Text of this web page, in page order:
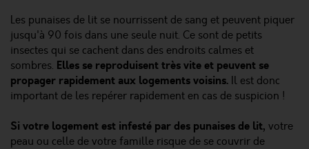
Les punaises de lit se nourrissent de sang et peuvent piquer
jusqu'à 90 fois dans une seule nuit. Ce sont de petits
insectes qui se cachent dans des endroits calmes et
sombres. Elles se reproduisent très vite et peuvent se
propager rapidement aux logements voisins. Il est donc
important de les repérer rapidement en cas de suspicion !
Si votre logement est infesté par des punaises de lit, votre
peau ou celle de votre famille risque de se couvrir de